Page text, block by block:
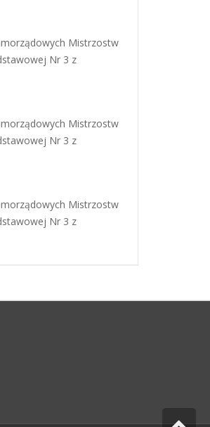
Mistrzostw
Nr 3 z
Mistrzostw
Nr 3 z
Mistrzostw
Nr 3 z